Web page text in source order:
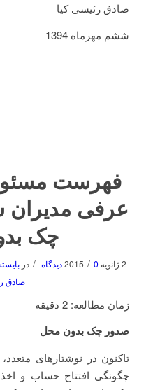
صادق رئیسی کیا
ششم مهرماه 1394
فهرست
عرفی مدیران
چک
2 ژانویه 2015 / 0 دیدگاه / در
صادق
زمان مطالعه: 2 دقیقه
صدور چک بدون محل
تاکنون در نوشتارهای
چگونگی افتتاح حساب و